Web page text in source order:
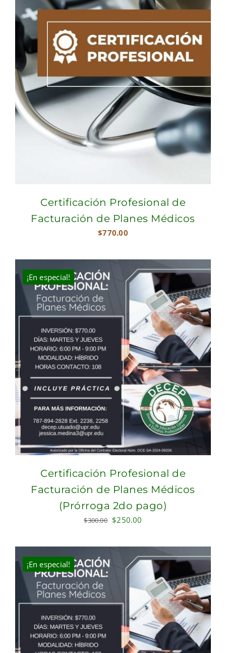
Certificación Profesional de
Facturación de Planes Médicos
$770.00
¡En especial!
Certificación Profesional de
Facturación de Planes Médicos
(Prórroga 2do pago)
$300.00 Original
was:
$300.00.
$250.00
is:
$250.00.
¡En especial!